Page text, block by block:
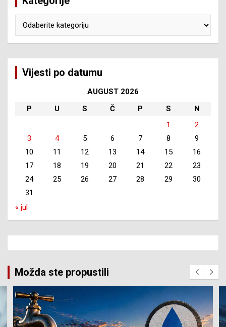
Vijesti po datumu
AUGUST 2026
P
U S Č P S
N
1
2
3
4 5 6 7 8
9
10
11 12 13 14 15
16
17
18 19 20 21 22
23
24
25 26 27 28 29
30
31
« jul
Možda ste propustili